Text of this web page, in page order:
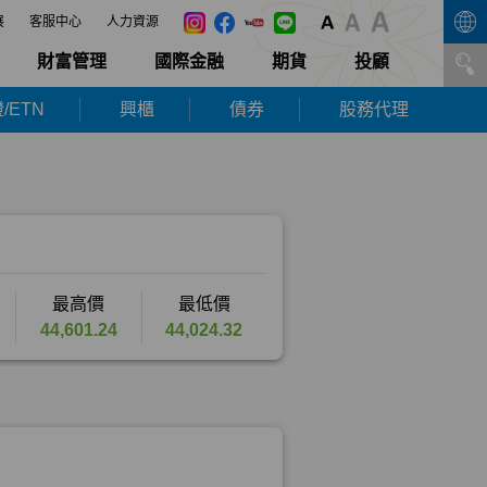
客服中心 人力資源
財富管理 國際金融 期貨 投顧
ETN 興櫃 債券 股務代理